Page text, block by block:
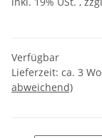
Verfügbar
Lieferzeit: ca. 3
abweichend)